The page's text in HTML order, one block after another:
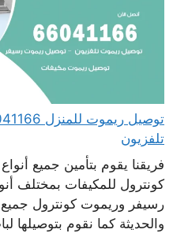
تلفزيون
فريقنا يقوم بتأمين جميع
كونترول للمكيفات بمختلف
رسيفر وريموت كونترول جميع
والحديثة كما نقوم بتوصيلها